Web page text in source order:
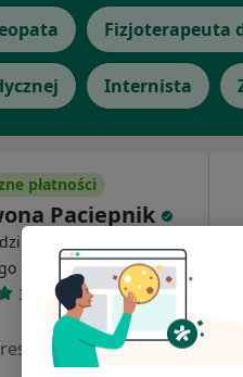
Fizjoterapeuta
Internista
płatności
Paciepnik
Pediatra, Lekarz
kontaktu·Więcej
360 opinii
3 Adres 4 Online